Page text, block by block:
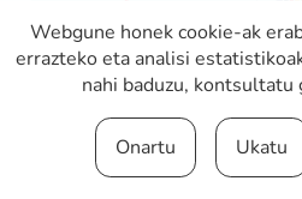
Irisgarritasuna
Legezko
oharra
Webgune honek cookie-ak
errazteko eta analisi
nahi baduzu,
Onartu Ukatu